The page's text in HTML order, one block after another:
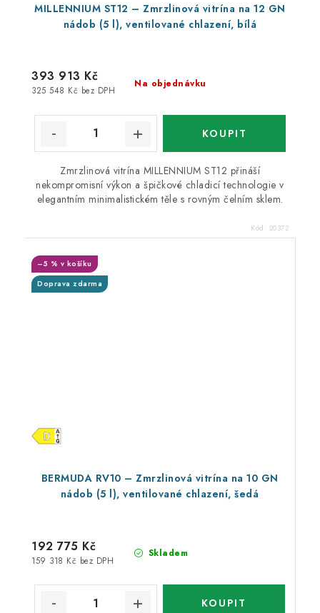
MILLENNIUM ST12 – Zmrzlinová vitrína na 12 GN
nádob (5 l), ventilované chlazení, bílá
Na objednávku
325 548 Kč bez DPH
393 913 Kč
Zmrzlinová vitrína MILLENNIUM ST12 přináší
nekompromisní výkon a špičkové chladicí technologie v
elegantním minimalistickém těle s rovným čelním sklem.
Kód: 20372
BERMUDA RV10 – Zmrzlinová vitrína na 10 GN
nádob (5 l), ventilované chlazení, šedá
Doprava zdarma
–5 % v košíku
Skladem
159 318 Kč bez DPH
192 775 Kč